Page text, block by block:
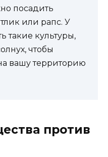
посадить
или рапс. У
такие культуры,
чтобы
вашу территорию
против